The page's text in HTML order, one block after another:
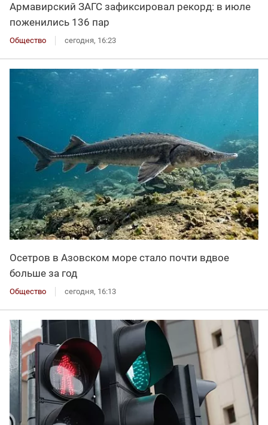
Армавирский ЗАГС зафиксировал рекорд: в июле
поженились 136 пар
Общество сегодня, 16:23
Осетров в Азовском море стало почти вдвое
больше за год
Общество сегодня, 16:13